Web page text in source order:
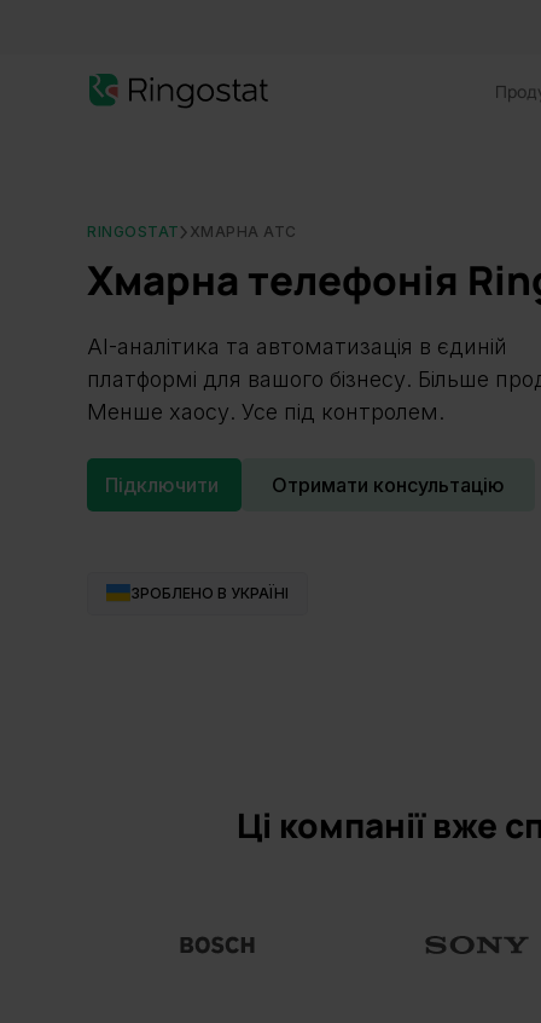
RINGOSTAT ХМАРНА АТС
Хмарна телефонія
AI-аналітика та автоматизація в єдиній
платформі для вашого бізнесу. Більше
Менше хаосу. Усе під контролем.
Підключити Отримати консультацію
ЗРОБЛЕНО В УКРАЇНІ
Ці компанії вже